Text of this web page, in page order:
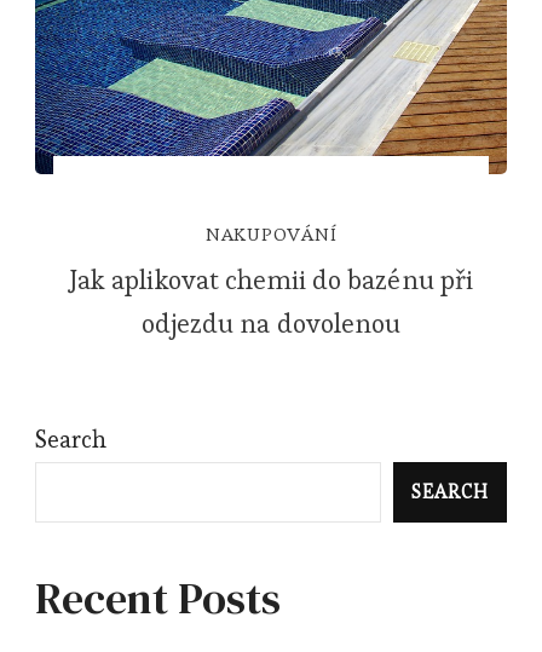
NAKUPOVÁNÍ
Jak aplikovat chemii do bazénu při
odjezdu na dovolenou
Search
SEARCH
Recent Posts